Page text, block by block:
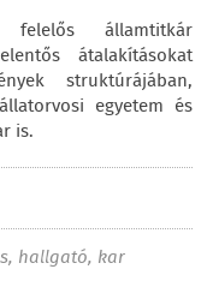
felelős államtitkár
átalakításokat
struktúrájában,
egyetem és
is.
, hallgató, kar